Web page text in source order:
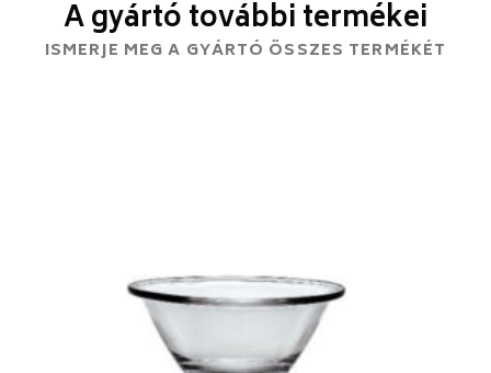
A gyártó további termékei
ISMERJE MEG A GYÁRTÓ ÖSSZES TERMÉKÉT